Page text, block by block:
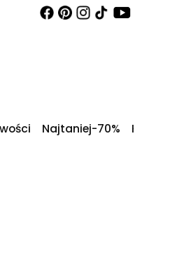
0. Zobacz szczegóły
Najtaniej-70% Kupony